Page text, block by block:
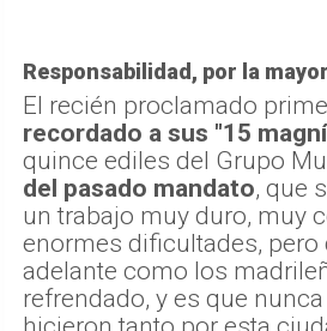
Responsabilidad, por la
El recién proclamado
recordado a sus "15
quince ediles del Grupo
del pasado mandato, que
un trabajo muy duro, muy
enormes dificultades, pero
adelante como los
refrendado, y es que